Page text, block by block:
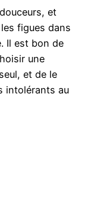
et
figues dans
Il est bon de
une
et de le
intolérants au